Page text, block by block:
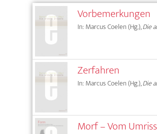
Vorbemerkungen
In: Marcus Coelen (Hg.),Die
Zerfahren
In: Marcus Coelen (Hg.),Die
Morf – Vom